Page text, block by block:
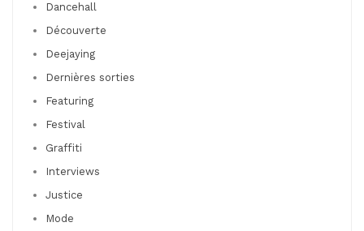
Dancehall
Découverte
Deejaying
Dernières sorties
Featuring
Festival
Graffiti
Interviews
Justice
Mode